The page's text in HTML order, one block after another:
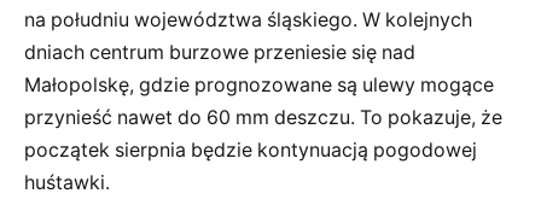
na południu województwa śląskiego. W kolejnych
dniach centrum burzowe przeniesie się nad
Małopolskę, gdzie prognozowane są ulewy mogące
przynieść nawet do 60 mm deszczu. To pokazuje, że
początek sierpnia będzie kontynuacją pogodowej
huśtawki.